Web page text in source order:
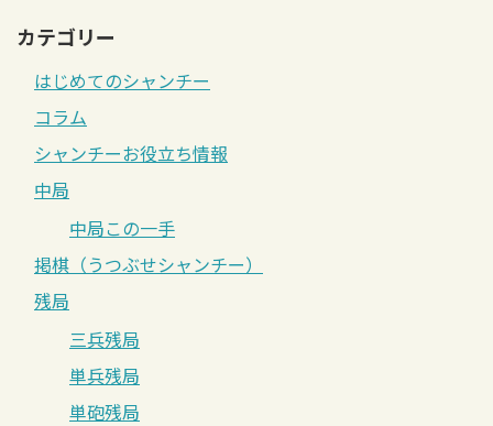
カテゴリー
はじめてのシャンチー
コラム
シャンチーお役立ち情報
中局
中局この一手
掲棋（うつぶせシャンチー）
残局
三兵残局
単兵残局
単砲残局